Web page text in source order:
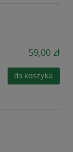
59,00 zł
do koszyka